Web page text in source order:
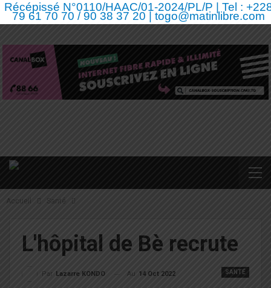
Récépissé N°0110/HAAC/01-2024/PL/P | Tel :
79 61 70 70 / 90 38 37 20 | togo@matinlibre.com
Accueil Santé
L'hôpital de Bè recrute
SANTÉ
Par Lazarre KONDO Au 14 Oct 2022